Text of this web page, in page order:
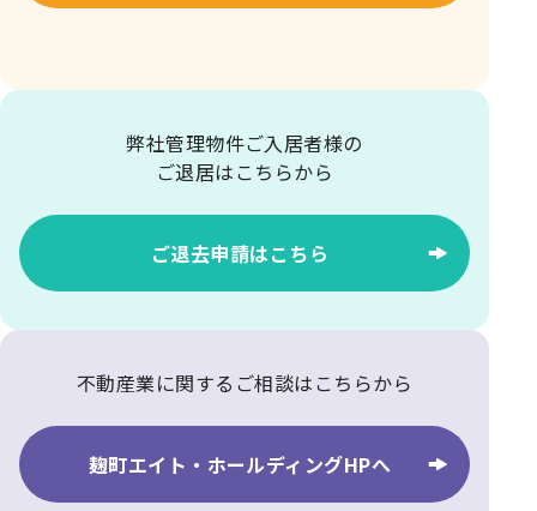
弊社管理物件ご入居者様の
ご退居はこちらから
ご退去申請はこちら
不動産業に関するご相談はこちらから
麹町エイト・ホールディングHPへ